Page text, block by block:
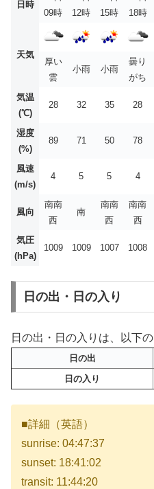
日時
09時
12時
15時
18時
天気
厚い
雲
小雨 小雨
曇り
がち
気温
(℃)
28 32 35 28
湿度
(%)
89 71 50 78
風速
(m/s)
4 5 5 4
風向
南南
西
南
南南
西
南南
西
気圧
(hPa)
1009 1009 1007 1008
日の出・日の入り
日の出・日の入りは、以下の
日の出
日の入り
■詳細（英語）
sunrise: 04:47:37
sunset: 18:41:02
transit: 11:44:20